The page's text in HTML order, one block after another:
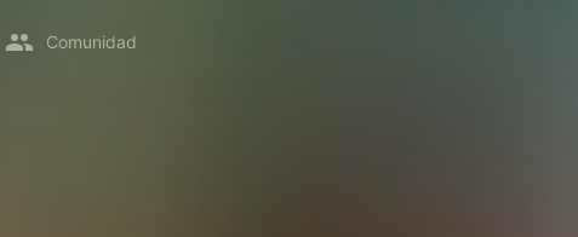
Comunidad